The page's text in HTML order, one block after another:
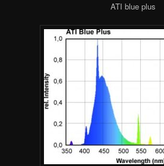
ATI blue plus